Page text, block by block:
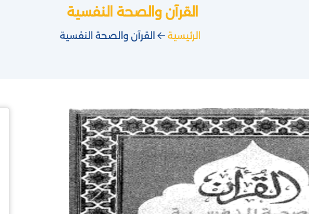
القرآن والصحة النفسية
الرئيسية القرآن والصحة النفسية